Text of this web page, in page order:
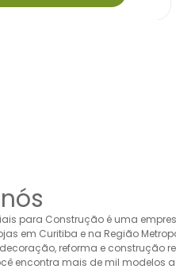
para Construção é uma
em Curitiba e na Região
reforma e construção
encontra mais de mil modelos